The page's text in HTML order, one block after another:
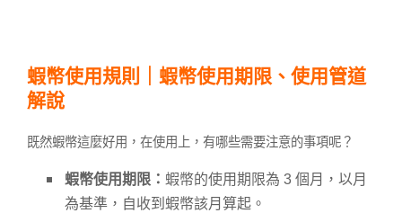
蝦幣使用規則｜蝦幣使用期限、使用管道
解說
既然蝦幣這麼好用，在使用上，有哪些需要注意的事項呢？
蝦幣使用期限： 蝦幣的使用期限為 3 個月，以月
為基準，自收到蝦幣該月算起。